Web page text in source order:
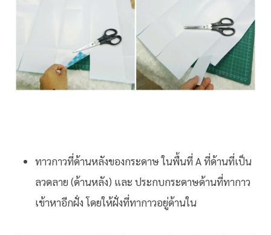
ทาวกาวที่ด้านหลังของกระดาษ ในพื้นที่ A ที่ด้านที่เป็น
ลวดลาย (ด้านหลัง) และ ประกบกระดาษด้านที่ทากาว
เข้าหาอีกฝั่ง โดยให้ฝั่งที่ทากาวอยู่ด้านใน